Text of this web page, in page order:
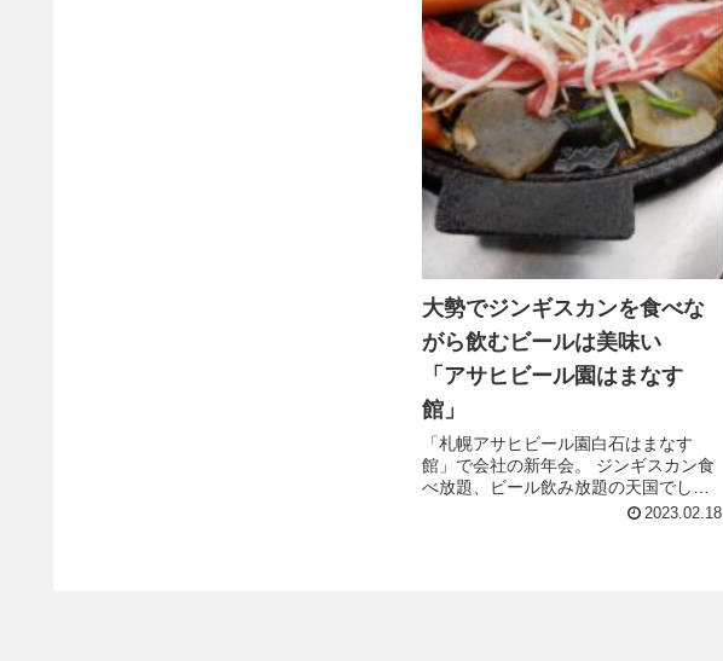
大勢でジンギスカンを食べな
がら飲むビールは美味い
「アサヒビール園はまなす
館」
「札幌アサヒビール園白石はまなす
館」で会社の新年会。 ジンギスカン食
べ放題、ビール飲み放題の天国でし
た。 新型コロナも落ち着いてきたの
2023.02.18